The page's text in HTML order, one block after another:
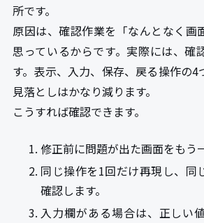
所です。
原因は、確認作業を「なんとなく画
思っているからです。実際には、確
す。表示、入力、保存、戻る操作の4
見落としはかなり減ります。
こうすれば確認できます。
修正前に問題が出た画面をもう
同じ操作を1回だけ再現し、同
確認します。
入力欄がある場合は、正しい